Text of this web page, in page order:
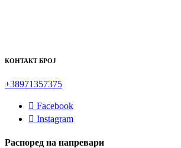
КОНТАКТ БРОЈ
+38971357375
Facebook
Instagram
Распоред на напревари